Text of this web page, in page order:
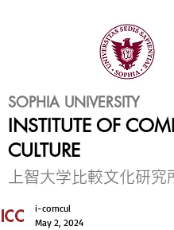
SOPHIA UNIVERSITY
INSTITUTE OF
CULTURE
上智大学比較文化研究
i-comcul
May 2, 2024